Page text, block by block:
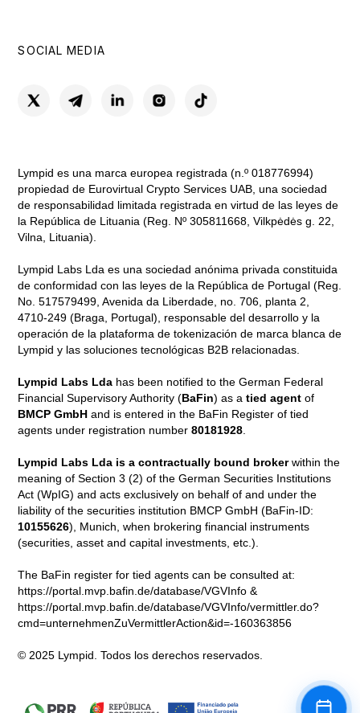
SOCIAL MEDIA
Lympid es una marca europea registrada (n.º 018776994)
propiedad de Eurovirtual Crypto Services UAB, una sociedad
de responsabilidad limitada registrada en virtud de las leyes de
la República de Lituania (Reg. Nº 305811668, Vilkpėdės g. 22,
Vilna, Lituania).
Lympid Labs Lda es una sociedad anónima privada constituida
de conformidad con las leyes de la República de Portugal (Reg.
No. 517579499, Avenida da Liberdade, no. 706, planta 2,
4710-249 (Braga, Portugal), responsable del desarrollo y la
operación de la plataforma de tokenización de marca blanca de
Lympid y las soluciones tecnológicas B2B relacionadas.
Lympid Labs Lda has been notified to the German Federal
Financial Supervisory Authority (BaFin) as atied agent of
BMCP GmbH and is entered in the BaFin Register of tied
agents under registration number80181928.
Lympid Labs Lda is a contractually bound brokerwithin the
meaning of Section 3 (2) of the German Securities Institutions
Act (WpIG) and acts exclusively on behalf of and under the
liability of the securities institution BMCP GmbH (BaFin-ID:
10155626), Munich, when brokering financial instruments
(securities, asset and capital investments, etc.).
The BaFin register for tied agents can be consulted at:
https://portal.mvp.bafin.de/database/VGVInfo &
https://portal.mvp.bafin.de/database/VGVInfo/vermittler.do?
cmd=unternehmenZuVermittlerAction&id=-160363856
© 2025 Lympid. Todos los derechos reservados.